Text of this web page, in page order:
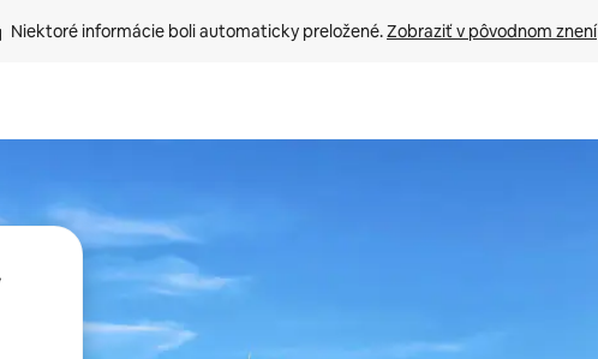
Niektoré informácie boli automaticky preložené. Zobraziť v pôvodnom znení